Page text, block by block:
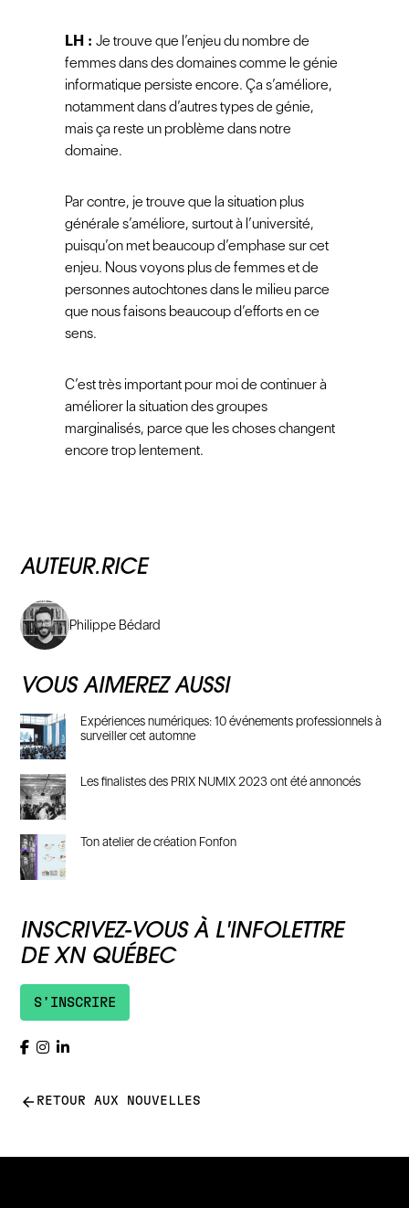
LH : Je trouve que l’enjeu du nombre de
femmes dans des domaines comme le génie
informatique persiste encore. Ça s’améliore,
notamment dans d’autres types de génie,
mais ça reste un problème dans notre
domaine.
Par contre, je trouve que la situation plus
générale s’améliore, surtout à l’université,
puisqu’on met beaucoup d’emphase sur cet
enjeu. Nous voyons plus de femmes et de
personnes autochtones dans le milieu parce
que nous faisons beaucoup d’efforts en ce
sens.
C’est très important pour moi de continuer à
améliorer la situation des groupes
marginalisés, parce que les choses changent
encore trop lentement.
AUTEUR.RICE
Philippe Bédard
VOUS AIMEREZ AUSSI
Expériences numériques: 10 événements professionnels à
surveiller cet automne
Les finalistes des PRIX NUMIX 2023 ont été annoncés
Ton atelier de création Fonfon
INSCRIVEZ-VOUS À L'INFOLETTRE
DE XN QUÉBEC
S'INSCRIRE
arrow_back RETOUR AUX NOUVELLES